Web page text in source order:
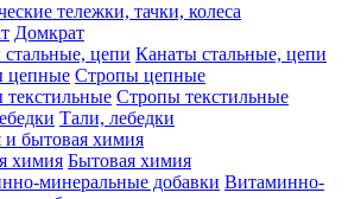
тележки, тачки, колеса
Домкрат
Канаты стальные, цепи
Стропы цепные
Стропы текстильные
Тали, лебедки
бытовая химия
Бытовая химия
Витаминно-